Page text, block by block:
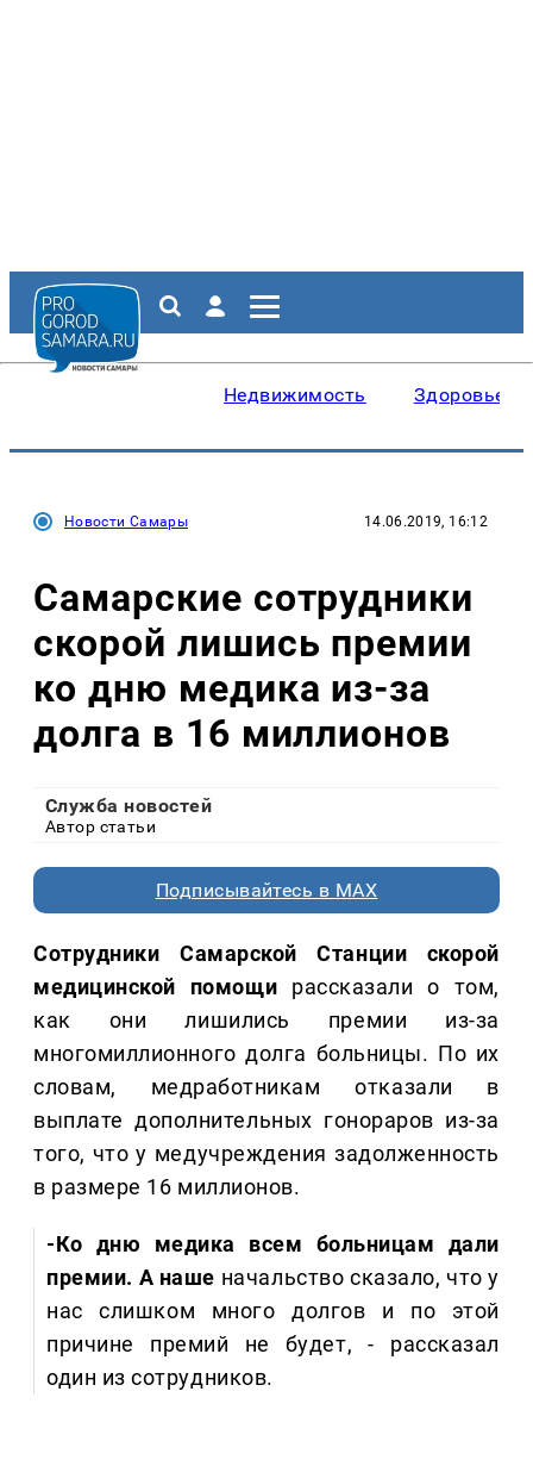
Недвижимость Здоровье
Новости Самары 14.06.2019, 16:12
Самарские сотрудники
скорой лишись премии
ко дню медика из-за
долга в 16 миллионов
Служба новостей
Автор статьи
Подписывайтесь в MAX
Сотрудники Самарской Станции скорой
медицинской помощи рассказали о том,
как они лишились премии из-за
многомиллионного долга больницы. По их
словам, медработникам отказали в
выплате дополнительных гонораров из-за
того, что у медучреждения задолженность
в размере 16 миллионов.
-Ко дню медика всем больницам дали
премии. А наше начальство сказало, что у
нас слишком много долгов и по этой
причине премий не будет, - рассказал
один из сотрудников.